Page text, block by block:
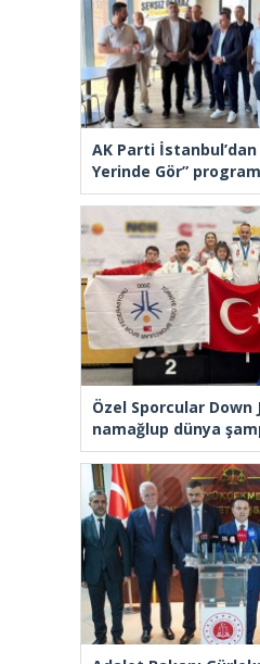
AK Parti
Yerinde Gör”
Özel Sporcular Down
namağlup dünya